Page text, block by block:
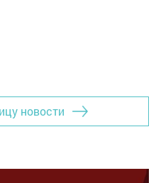
новости